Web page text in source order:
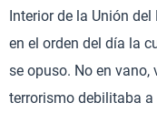
Interior de la Unión
en el orden del día la
se opuso. No en
terrorismo debilitaba a